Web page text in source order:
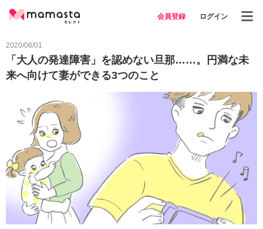
会員登録 ログイン
2020/06/01
「大人の発達障害」を認めない旦那……。円満な未
来へ向けて妻ができる3つのこと